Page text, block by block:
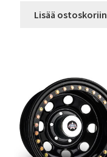
Lisää ostoskoriin